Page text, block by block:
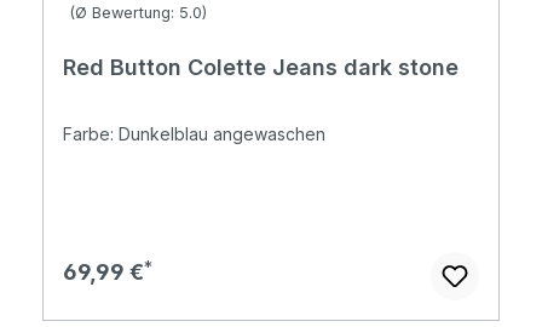
(Ø Bewertung: 5.0)
Red Button Colette Jeans dark stone
Farbe: Dunkelblau angewaschen
Regulärer Preis:
69,99 €